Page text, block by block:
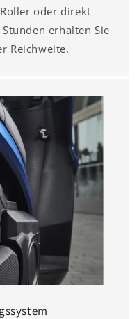
oder direkt
erhalten Sie
Reichweite.